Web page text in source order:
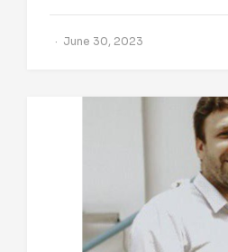
June 30, 2023